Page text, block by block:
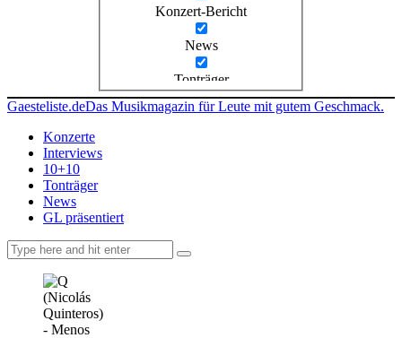
Konzert-Bericht
News
Tonträger
Gaesteliste.deDas Musikmagazin für Leute mit gutem Geschmack.
Konzerte
Interviews
10+10
Tonträger
News
GL präsentiert